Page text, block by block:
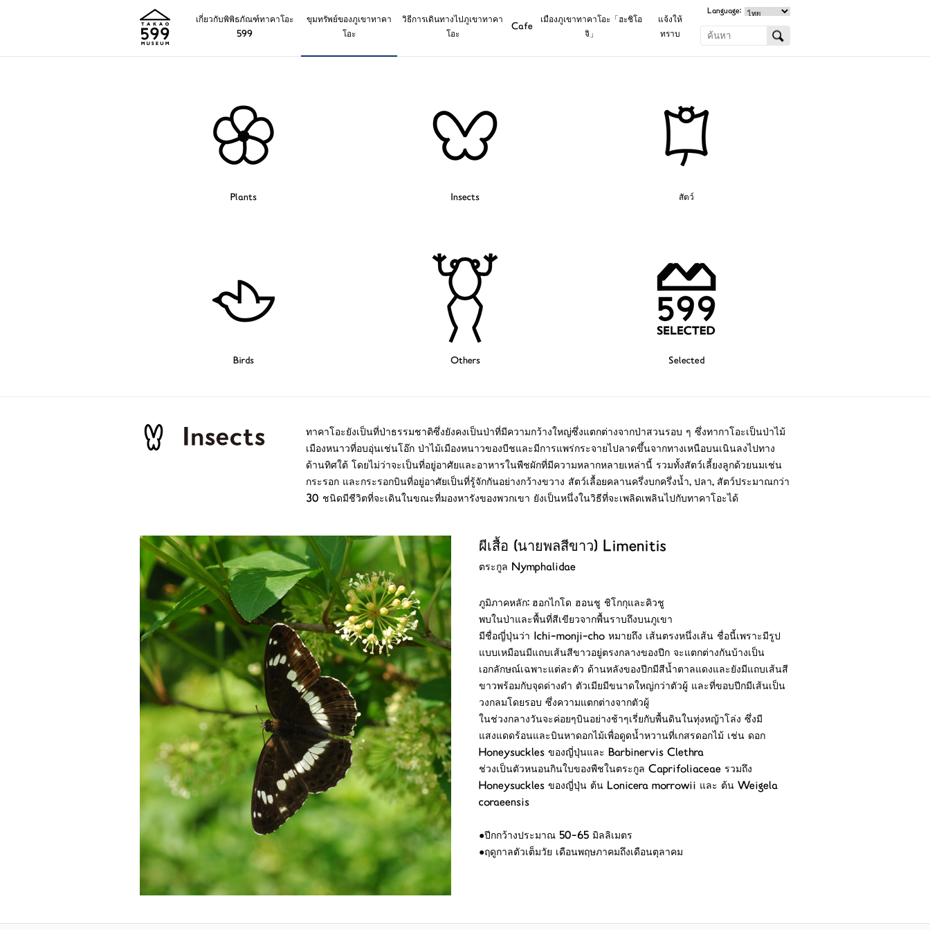
เกี่ยวกับพิพิธภัณฑ์ทาคาโอะ
599
ขุมทรัพย์ของภูเขาทาคา
โอะ
วิธีการเดินทางไปภูเขาทาคา
โอะ
Cafe
เมืองภูเขาทาคาโอะ「ฮะชิโอ
จิ」
แจ้งให้
ทราบ
Language:
Plants Insects สัตว์
Birds Others Selected
ทาคาโอะยังเป็นที่ป่าธรรมชาติซึ่งยังคงเป็นป่าที่มีความกว้างใหญ่ซึ่งแตกต่างจากป่าสวนรอบ ๆ ซึ่งทากาโอะเป็นป่าไม้
เมืองหนาวที่อบอุ่นเช่นโอ๊ก ป่าไม้เมืองหนาวของบีชและมีการแพร่กระจายไปลาดขึ้นจากทางเหนือบนเนินลงไปทาง
ด้านทิศใต้ โดยไม่ว่าจะเป็นที่อยู่อาศัยและอาหารในพืชผักที่มีความหลากหลายเหล่านี้ รวมทั้งสัตว์เลี้ยงลูกด้วยนมเช่น
กระรอก และกระรอกบินที่อยู่อาศัยเป็นที่รู้จักกันอย่างกว้างขวาง สัตว์เลื้อยคลานครึ่งบกครึ่งน้ำ, ปลา, สัตว์ประมาณกว่า
30 ชนิดมีชีวิตที่จะเดินในขณะที่มองหารังของพวกเขา ยังเป็นหนึ่งในวิธีที่จะเพลิดเพลินไปกับทาคาโอะได้
ผีเสื้อ (นายพลสีขาว) Limenitis
ตระกูล Nymphalidae
ภูมิภาคหลัก: ฮอกไกโด ฮอนชู ชิโกกุและคิวชู
พบในป่าและพื้นที่สีเขียวจากพื้นราบถึงบนภูเขา
มีชื่อญี่ปุ่นว่า Ichi-monji-cho หมายถึง เส้นตรงหนึ่งเส้น ชื่อนี้เพราะมีรูป
แบบเหมือนมีแถบเส้นสีขาวอยู่ตรงกลางของปีก จะแตกต่างกันบ้างเป็น
เอกลักษณ์เฉพาะแต่ละตัว ด้านหลังของปีกมีสีน้ำตาลแดงและยังมีแถบเส้นสี
ขาวพร้อมกับจุดด่างดำ ตัวเมียมีขนาดใหญ่กว่าตัวผู้ และที่ขอบปีกมีเส้นเป็น
วงกลมโดยรอบ ซึ่งความแตกต่างจากตัวผู้
ในช่วงกลางวันจะค่อยๆบินอย่างช้าๆเรี่ยกับพื้นดินในทุ่งหญ้าโล่ง ซึ่งมี
แสงแดดร้อนและบินหาดอกไม้เพื่อดูดน้ำหวานที่เกสรดอกไม้ เช่น ดอก
Honeysuckles ของญี่ปุ่นและ Barbinervis Clethra
ช่วงเป็นตัวหนอนกินใบของพืชในตระกูล Caprifoliaceae รวมถึง
Honeysuckles ของญี่ปุ่น ต้น Lonicera morrowii และ ต้น Weigela
coraeensis
●ปีกกว้างประมาณ 50-65 มิลลิเมตร
●ฤดูกาลตัวเต็มวัย เดือนพฤษภาคมถึงเดือนตุลาคม